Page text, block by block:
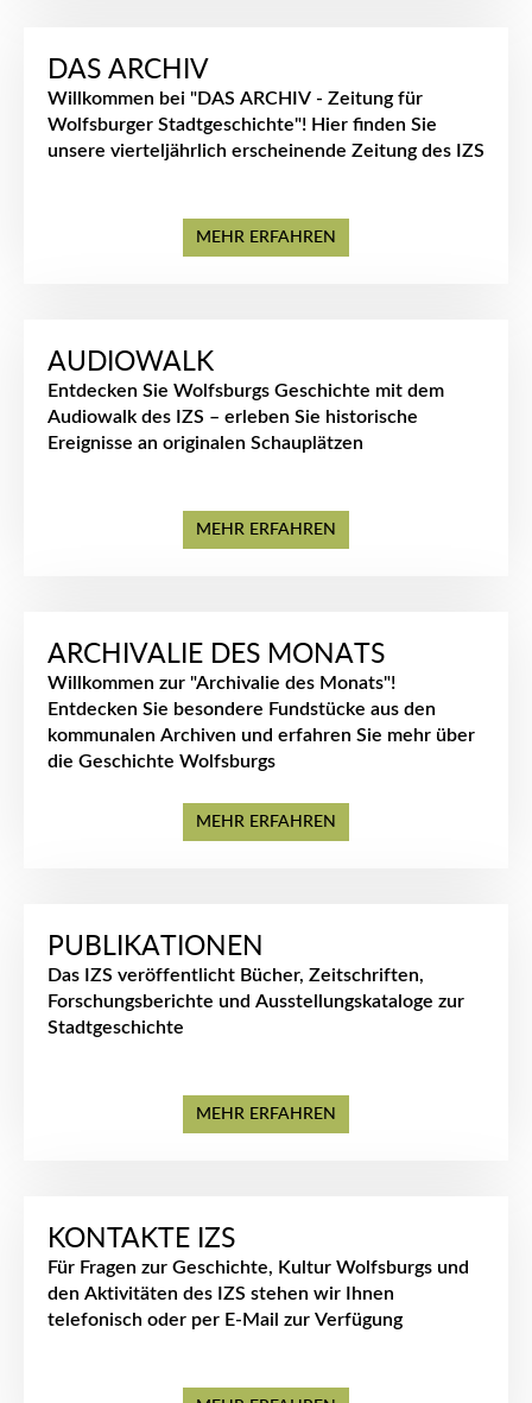
DAS ARCHIV
Willkommen bei "DAS ARCHIV - Zeitung für
Wolfsburger Stadtgeschichte"! Hier finden Sie
unsere vierteljährlich erscheinende Zeitung des IZS
MEHR ERFAHREN
AUDIOWALK
Entdecken Sie Wolfsburgs Geschichte mit dem
Audiowalk des IZS – erleben Sie historische
Ereignisse an originalen Schauplätzen
MEHR ERFAHREN
ARCHIVALIE DES MONATS
Willkommen zur "Archivalie des Monats"!
Entdecken Sie besondere Fundstücke aus den
kommunalen Archiven und erfahren Sie mehr über
die Geschichte Wolfsburgs
MEHR ERFAHREN
PUBLIKATIONEN
Das IZS veröffentlicht Bücher, Zeitschriften,
Forschungsberichte und Ausstellungskataloge zur
Stadtgeschichte
MEHR ERFAHREN
KONTAKTE IZS
Für Fragen zur Geschichte, Kultur Wolfsburgs und
den Aktivitäten des IZS stehen wir Ihnen
telefonisch oder per E-Mail zur Verfügung